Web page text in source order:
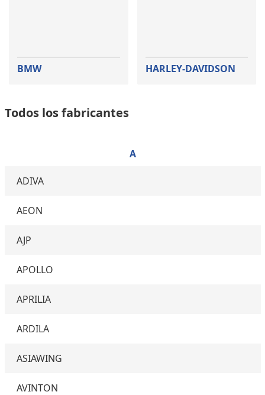
BMW HARLEY-DAVIDSON
Todos los fabricantes
A
ADIVA
AEON
AJP
APOLLO
APRILIA
ARDILA
ASIAWING
AVINTON